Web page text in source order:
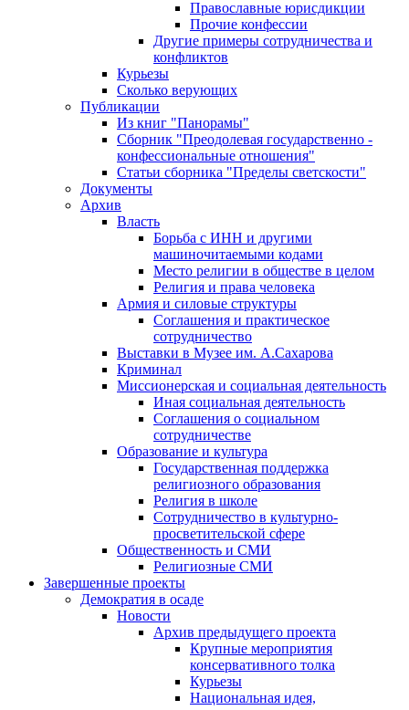
Православные юрисдикции
Прочие конфессии
Другие примеры сотрудничества и
конфликтов
Курьезы
Сколько верующих
Публикации
Из книг "Панорамы"
Сборник "Преодолевая государственно -
конфессиональные отношения"
Статьи сборника "Пределы светскости"
Документы
Архив
Власть
Борьба с ИНН и другими
машиночитаемыми кодами
Место религии в обществе в целом
Религия и права человека
Армия и силовые структуры
Соглашения и практическое
сотрудничество
Выставки в Музее им. А.Сахарова
Криминал
Миссионерская и социальная деятельность
Иная социальная деятельность
Соглашения о социальном
сотрудничестве
Образование и культура
Государственная поддержка
религиозного образования
Религия в школе
Сотрудничество в культурно-
просветительской сфере
Общественность и СМИ
Религиозные СМИ
Завершенные проекты
Демократия в осаде
Новости
Архив предыдущего проекта
Крупные мероприятия
консервативного толка
Курьезы
Национальная идея,